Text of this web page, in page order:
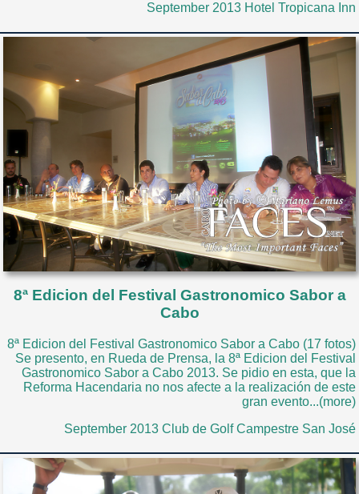
September 2013 Hotel Tropicana Inn
8ª Edicion del Festival Gastronomico Sabor a
Cabo
8ª Edicion del Festival Gastronomico Sabor a Cabo (17 fotos)
Se presento, en Rueda de Prensa, la 8ª Edicion del Festival
Gastronomico Sabor a Cabo 2013. Se pidio en esta, que la
Reforma Hacendaria no nos afecte a la realización de este
gran evento...(more)
September 2013 Club de Golf Campestre San José